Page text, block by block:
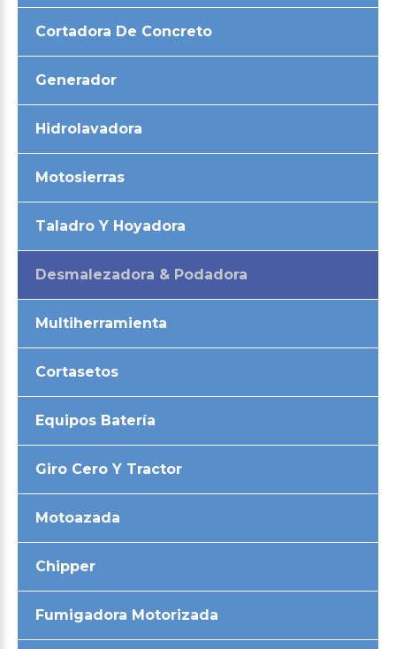
Cortadora De Concreto
Generador
Hidrolavadora
Motosierras
Taladro Y Hoyadora
Desmalezadora & Podadora
Multiherramienta
Cortasetos
Equipos Batería
Giro Cero Y Tractor
Motoazada
Chipper
Fumigadora Motorizada